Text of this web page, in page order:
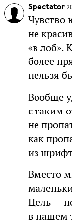
Spectator
Чувство
не
«в лоб».
более
нельзя
Вообще
с таким
не
как
из
Вместо
Цель —
в нашем